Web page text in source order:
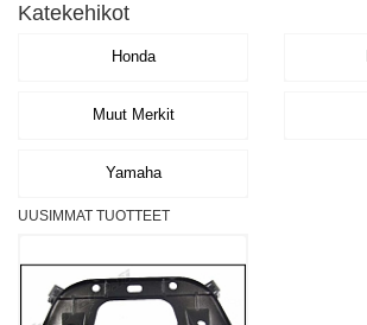
Katekehikot
Honda
Muut Merkit
Yamaha
UUSIMMAT TUOTTEET